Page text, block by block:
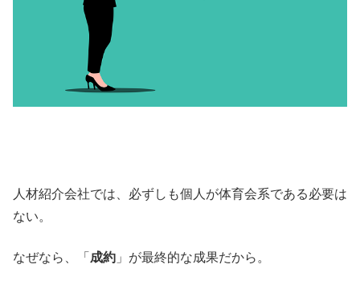
人材紹介会社では、必ずしも個人が体育会系である必要は
ない。
なぜなら、「 成約 」が最終的な成果だから。